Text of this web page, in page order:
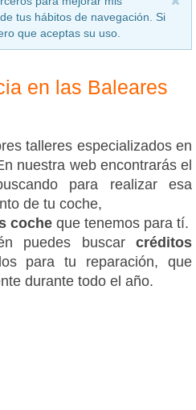
tus hábitos de navegación. Si
que aceptas su uso.
en las Baleares
talleres especializados en
nuestra web encontrarás el
para realizar esa
de tu coche,
coche que tenemos para tí.
puedes buscar créditos
para tu reparación, que
durante todo el año.